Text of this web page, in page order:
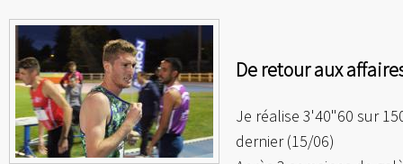
De retour aux
Je réalise 3'40"60 sur
dernier (15/06)